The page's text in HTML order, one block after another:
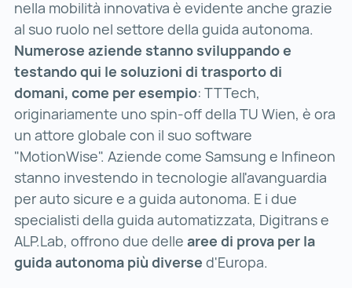
nella mobilità innovativa è evidente anche grazie
al suo ruolo nel settore della guida autonoma.
Numerose aziende stanno sviluppando e
testando qui le soluzioni di trasporto di
domani, come per esempio: TTTech,
originariamente uno spin-off della TU Wien, è ora
un attore globale con il suo software
"MotionWise". Aziende come Samsung e Infineon
stanno investendo in tecnologie all'avanguardia
per auto sicure e a guida autonoma. E i due
specialisti della guida automatizzata, Digitrans e
ALP.Lab, offrono due delle aree di prova per la
guida autonoma più diverse d'Europa.